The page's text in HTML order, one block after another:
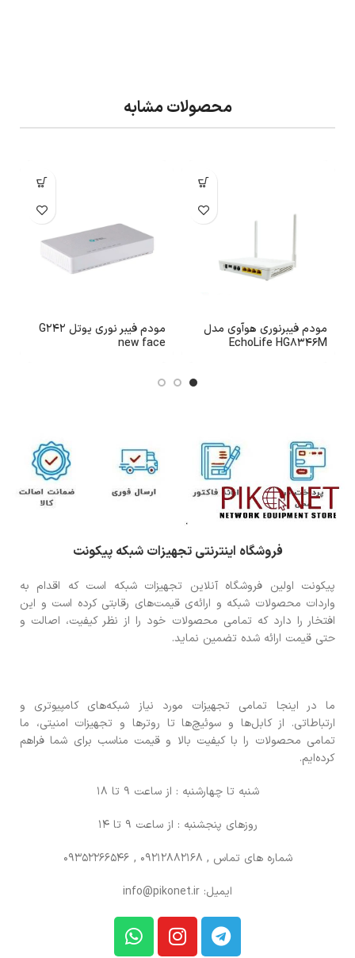
محصولات مشابه
مودم فیبرنوری هوآوی مدل
EchoLife HG8346M
مودم فیبر نوری یوتل G242
new face
فروشگاه اینترنتی تجهیزات شبکه پیکونت
پیکونت اولین فروشگاه آنلاین تجهیزات شبکه است که اقدام به
واردات محصولات شبکه و ارائه‌ی قیمت‌های رقابتی کرده است و این
افتخار را دارد که تمامی محصولات خود را از نظر کیفیت، اصالت و
حتی قیمت ارائه شده تضمین نماید.
ما در اینجا تمامی تجهیزات مورد نیاز شبکه‌های کامپیوتری و
ارتباطاتی. از کابل‌ها و سوئیچ‌ها تا روترها و تجهیزات امنیتی، ما
تمامی محصولات را با کیفیت بالا و قیمت مناسب برای شما فراهم
کرده‌ایم.
شنبه تا چهارشنبه : از ساعت 9 تا 18
روزهای پنجشنبه : از ساعت 9 تا 14
شماره های تماس , 09212882168 , 09352266546
ایمیل: info@pikonet.ir